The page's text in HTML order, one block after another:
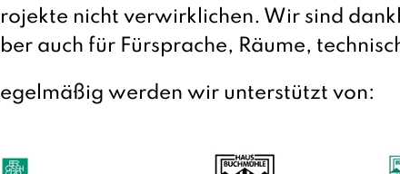
nicht verwirklichen. Wir sind
auch für Fürsprache, Räume,
werden wir unterstützt von: